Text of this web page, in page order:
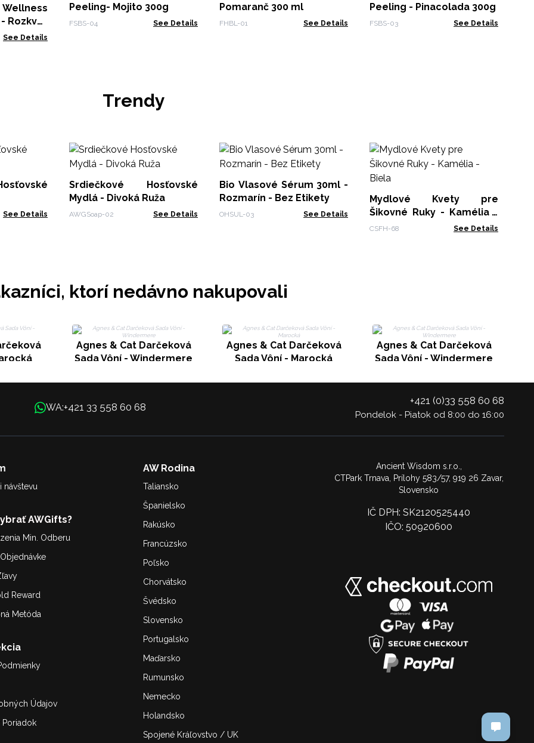
Rozkvet
See Details
Peeling- Mojito 300g
FSBS-04 See Details
Pomaranč 300 ml
FHBL-01 See Details
Peeling - Pinacolada 300g
FSBS-03 See Details
Trendy
See Details
Srdiečkové Hosťovské
Mydlá - Divoká Ruža
AWGSoap-02 See Details
Bio Vlasové Sérum 30ml -
Rozmarín - Bez Etikety
OHSUL-03 See Details
Mydlové Kvety pre
Šikovné Ruky - Kamélia -
Biela
CSFH-68 See Details
ktorí nedávno nakupovali
Agnes & Cat Darčeková
Sada Vôní - Windermere
Agnes & Cat Darčeková
Sada Vôní - Marocká
Agnes & Cat Darčeková
Sada Vôní - Windermere
WA:+421 33 558 60 68
+421 (0)33 558 60 68
Pondelok - Piatok od 8:00 do 16:00
návštevu
AWGifts?
Min. Odberu
Reward
Metóda
Údajov
Poriadok
AW Rodina
Taliansko
Španielsko
Rakúsko
Francúzsko
Poľsko
Chorvátsko
Švédsko
Slovensko
Portugalsko
Maďarsko
Rumunsko
Nemecko
Holandsko
Spojené Kráľovstvo / UK
Ancient Wisdom s.r.o.,
CTPark Trnava, Prílohy 583/57, 919 26 Zavar,
Slovensko
IČ DPH: SK2120525440
IČO: 50920600